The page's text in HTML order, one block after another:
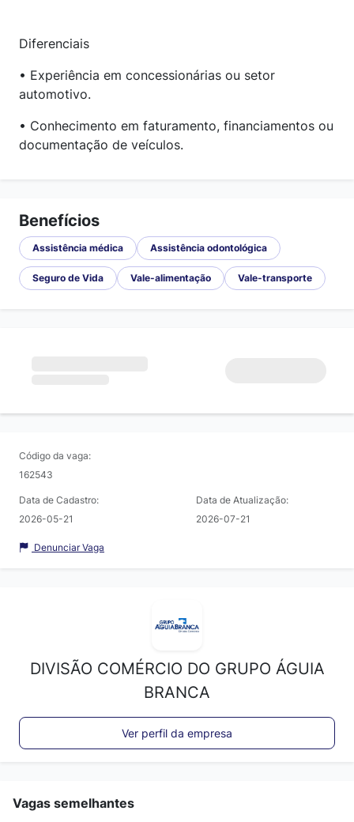
Diferenciais
• Experiência em concessionárias ou setor
automotivo.
• Conhecimento em faturamento, financiamentos ou
documentação de veículos.
Benefícios
Assistência médica Assistência odontológica
Seguro de Vida Vale-alimentação Vale-transporte
Código da vaga:
162543
Data de Cadastro:
2026-05-21
Data de Atualização:
2026-07-21
Denunciar Vaga
DIVISÃO COMÉRCIO DO GRUPO ÁGUIA
BRANCA
Ver perfil da empresa
Vagas semelhantes